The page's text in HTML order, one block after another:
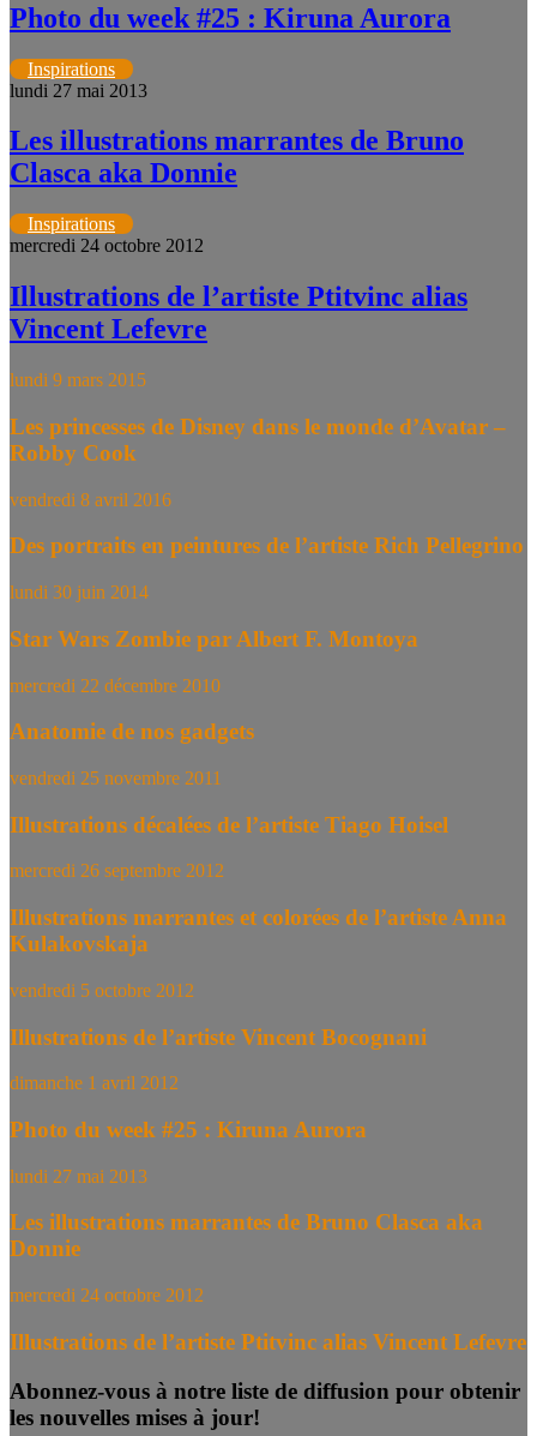
Photo du week #25 : Kiruna Aurora
Inspirations
lundi 27 mai 2013
Les illustrations marrantes de Bruno
Clasca aka Donnie
Inspirations
mercredi 24 octobre 2012
Illustrations de l’artiste Ptitvinc alias
Vincent Lefevre
lundi 9 mars 2015
Les princesses de Disney dans le monde d’Avatar –
Robby Cook
vendredi 8 avril 2016
Des portraits en peintures de l’artiste Rich Pellegrino
lundi 30 juin 2014
Star Wars Zombie par Albert F. Montoya
mercredi 22 décembre 2010
Anatomie de nos gadgets
vendredi 25 novembre 2011
Illustrations décalées de l’artiste Tiago Hoisel
mercredi 26 septembre 2012
Illustrations marrantes et colorées de l’artiste Anna
Kulakovskaja
vendredi 5 octobre 2012
Illustrations de l’artiste Vincent Bocognani
dimanche 1 avril 2012
Photo du week #25 : Kiruna Aurora
lundi 27 mai 2013
Les illustrations marrantes de Bruno Clasca aka
Donnie
mercredi 24 octobre 2012
Illustrations de l’artiste Ptitvinc alias Vincent Lefevre
Abonnez-vous à notre liste de diffusion pour obtenir
les nouvelles mises à jour!